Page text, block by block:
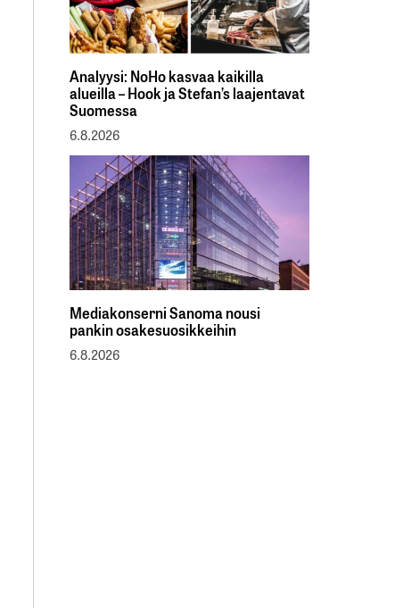
Analyysi: NoHo kasvaa kaikilla
alueilla – Hook ja Stefan’s laajentavat
Suomessa
6.8.2026
Mediakonserni Sanoma nousi
pankin osakesuosikkeihin
6.8.2026